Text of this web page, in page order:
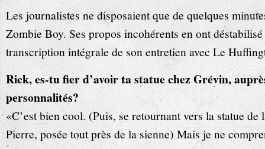
Les journalistes ne disposaient que de quelques
Zombie Boy. Ses propos incohérents en ont
transcription intégrale de son entretien avec Le
Rick, es-tu fier d’avoir ta statue chez Grévin,
personnalités?
«C’est bien cool. (Puis, se retournant vers la statue
Pierre, posée tout près de la sienne) Mais je ne